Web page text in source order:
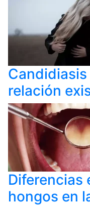
Candidiasis
relación
Diferencias
hongos en